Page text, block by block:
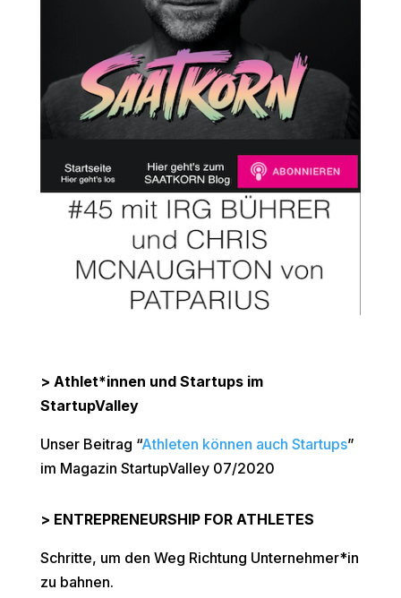
> Athlet*innen und Startups im
StartupValley
Unser Beitrag “Athleten können auch Startups”
im Magazin StartupValley 07/2020
> ENTREPRENEURSHIP FOR ATHLETES
Schritte, um den Weg Richtung Unternehmer*in
zu bahnen.